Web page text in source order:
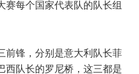
赛每个国家代表队的队长组
前锋，分别是意大利队长菲
西队长的罗尼桥，这三都是